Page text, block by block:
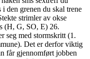
den grenen du skal trene
strimler av okse
(H, G, SO, E) 26.
seg med stormskritt (1.
Det er derfor viktig
får gjennomført jobben